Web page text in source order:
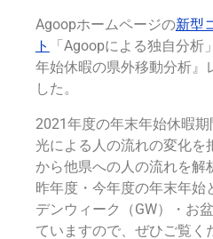
Agoopホームページの新型
ト
「Agoopによる独自分
年始休暇の県外移動分析』
した。
2021年度の年末年始休暇
光による人の流れの変化を
から他県への人の流れを解
昨年度・今年度の年末年始
デンウィーク（GW）・ お
ていますので、ぜひご覧く